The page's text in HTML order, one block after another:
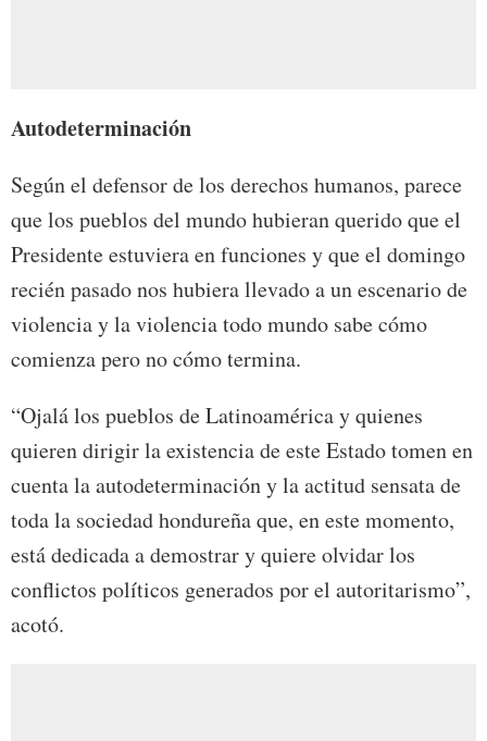
Autodeterminación
Según el defensor de los derechos humanos, parece
que los pueblos del mundo hubieran querido que el
Presidente estuviera en funciones y que el domingo
recién pasado nos hubiera llevado a un escenario de
violencia y la violencia todo mundo sabe cómo
comienza pero no cómo termina.
“Ojalá los pueblos de Latinoamérica y quienes
quieren dirigir la existencia de este Estado tomen en
cuenta la autodeterminación y la actitud sensata de
toda la sociedad hondureña que, en este momento,
está dedicada a demostrar y quiere olvidar los
conflictos políticos generados por el autoritarismo”,
acotó.